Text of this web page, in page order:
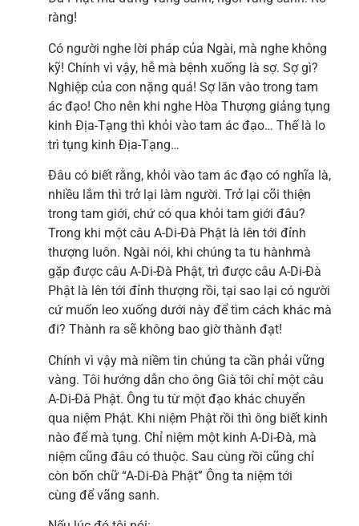
ràng!
Có người nghe lời pháp của Ngài, mà nghe không
kỹ! Chính vì vậy, hễ mà bệnh xuống là sợ. Sợ gì?
Nghiệp của con nặng quá! Sợ lăn vào trong tam
ác đạo! Cho nên khi nghe Hòa Thượng giảng tụng
kinh Địa-Tạng thì khỏi vào tam ác đạo… Thế là lo
trì tụng kinh Địa-Tạng…
Đâu có biết rằng, khỏi vào tam ác đạo có nghĩa là,
nhiều lắm thì trở lại làm người. Trở lại cõi thiện
trong tam giới, chứ có qua khỏi tam giới đâu?
Trong khi một câu A-Di-Đà Phật là lên tới đỉnh
thượng luôn. Ngài nói, khi chúng ta tu hànhmà
gặp được câu A-Di-Đà Phật, trì được câu A-Di-Đà
Phật là lên tới đỉnh thượng rồi, tại sao lại có người
cứ muốn leo xuống dưới này để tìm cách khác mà
đi? Thành ra sẽ không bao giờ thành đạt!
Chính vì vậy mà niềm tin chúng ta cần phải vững
vàng. Tôi hướng dẫn cho ông Già tôi chỉ một câu
A-Di-Đà Phật. Ông tu từ một đạo khác chuyển
qua niệm Phật. Khi niệm Phật rồi thì ông biết kinh
nào để mà tụng. Chỉ niệm một kinh A-Di-Đà, mà
niệm cũng đâu có thuộc. Sau cùng rồi cũng chỉ
còn bốn chữ “A-Di-Đà Phật” Ông ta niệm tới
cùng để vãng sanh.